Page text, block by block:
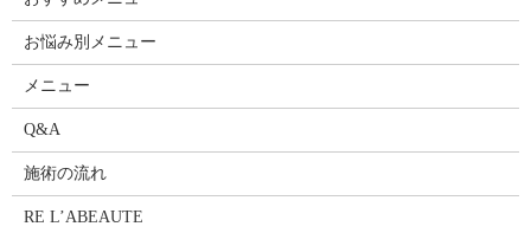
お悩み別メニュー
メニュー
Q&A
施術の流れ
RE L’ABEAUTE